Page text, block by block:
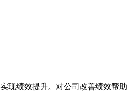
现绩效提升。对公司改善绩效帮助